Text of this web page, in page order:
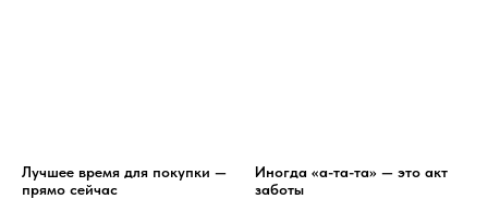
Лучшее время для покупки —
прямо сейчас
Иногда «а-та-та» — это акт
заботы